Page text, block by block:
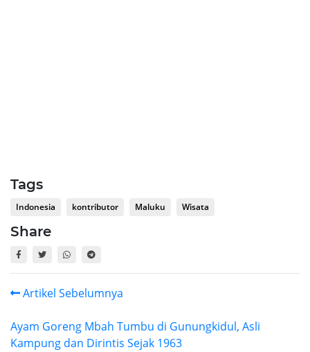
Tags
Indonesia kontributor Maluku Wisata
Share
Artikel Sebelumnya
Ayam Goreng Mbah Tumbu di Gunungkidul, Asli
Kampung dan Dirintis Sejak 1963